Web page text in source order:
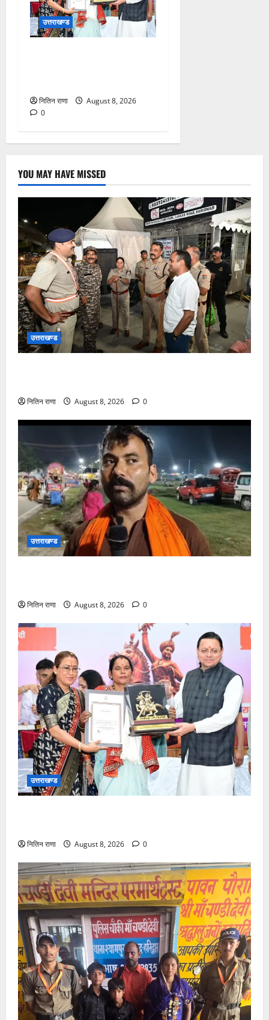
उत्तराखण्ड
नितिन राणा
August 8, 2026
0
YOU MAY HAVE MISSED
उत्तराखण्ड
नितिन राणा August 8, 2026 0
उत्तराखण्ड
नितिन राणा August 8, 2026 0
उत्तराखण्ड
नितिन राणा August 8, 2026 0